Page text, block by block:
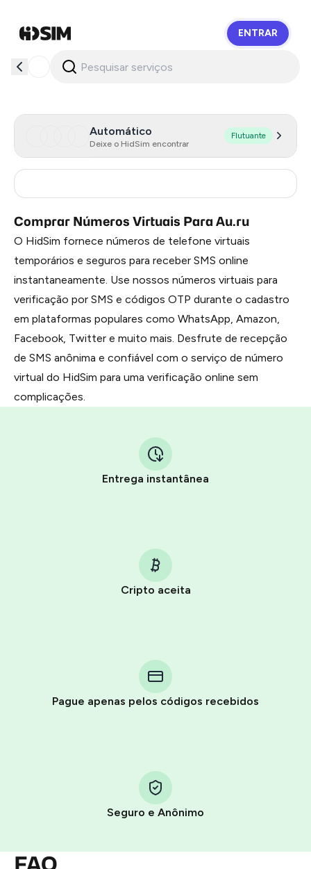
ENTRAR
Automático
Deixe o HidSim encontrar
Flutuante
Comprar Números Virtuais Para Au.ru
O HidSim fornece números de telefone virtuais
temporários e seguros para receber SMS online
instantaneamente. Use nossos números virtuais para
verificação por SMS e códigos OTP durante o cadastro
em plataformas populares como WhatsApp, Amazon,
Facebook, Twitter e muito mais. Desfrute de recepção
de SMS anônima e confiável com o serviço de número
virtual do HidSim para uma verificação online sem
complicações.
Entrega instantânea
Cripto aceita
Pague apenas pelos códigos recebidos
Seguro e Anônimo
You purchase Stars via the official@PremiumBot in
Step 1: Create the order on HidSim
Pay with Telegram Stars